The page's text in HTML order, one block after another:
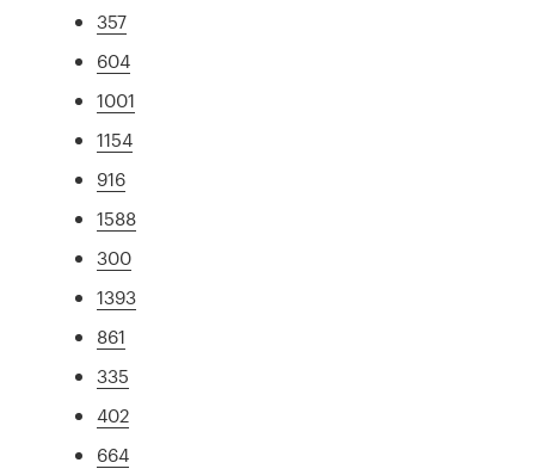
357
604
1001
1154
916
1588
300
1393
861
335
402
664